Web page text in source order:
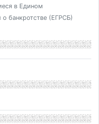
в Едином
о банкротстве (ЕГРСБ)